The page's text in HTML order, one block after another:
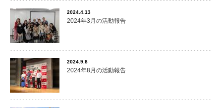
2024.4.13
2024年3月の活動報告
2024.9.8
2024年8月の活動報告